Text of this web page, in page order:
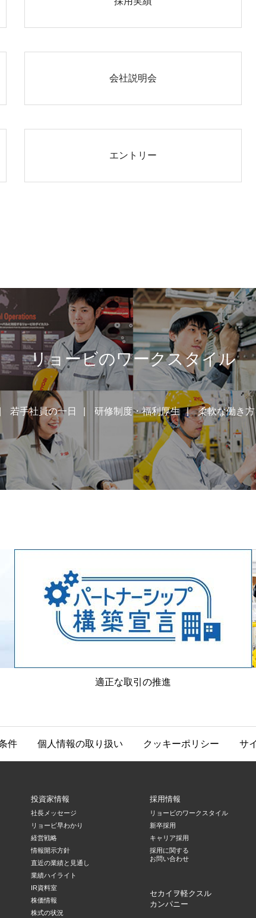
会社説明会
エントリー
リョービのワークスタイル
若手社員の一日 研修制度・福利厚生 柔軟な働き
適正な取引の推進
件 個人情報の取り扱い クッキーポリシー サ
投資家情報
社長メッセージ
リョービ早わかり
経営戦略
情報開示方針
直近の業績と見通し
業績ハイライト
IR資料室
株価情報
株式の状況
採用情報
リョービのワークスタイル
新卒採用
キャリア採用
採用に関する
お問い合わせ
セカイヲ軽クスル
カンパニー